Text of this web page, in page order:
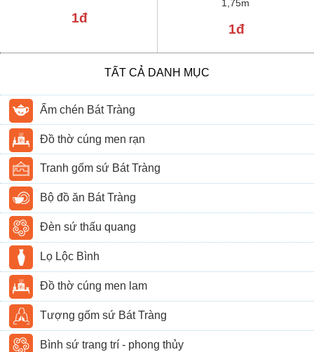
1đ
1,75m
1đ
TẤT CẢ DANH MỤC
Ấm chén Bát Tràng
Đồ thờ cúng men rạn
Tranh gốm sứ Bát Tràng
Bộ đồ ăn Bát Tràng
Đèn sứ thấu quang
Lọ Lộc Bình
Đồ thờ cúng men lam
Tượng gốm sứ Bát Tràng
Bình sứ trang trí - phong thủy